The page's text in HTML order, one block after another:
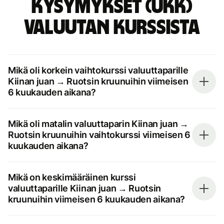
kysymykset (UKK)
valuutan kurssista
Mikä oli korkein vaihtokurssi valuuttaparille
Kiinan juan → Ruotsin kruunuihin viimeisen
6 kuukauden aikana?
Mikä oli matalin valuuttaparin Kiinan juan →
Ruotsin kruunuihin vaihtokurssi viimeisen 6
kuukauden aikana?
Mikä on keskimääräinen kurssi
valuuttaparille Kiinan juan → Ruotsin
kruunuihin viimeisen 6 kuukauden aikana?